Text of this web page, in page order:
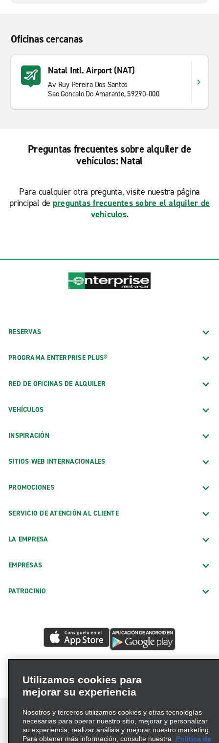
Oficinas cercanas
Natal Intl. Airport (NAT)
Av Ruy Pereira Dos Santos
Sao Goncalo Do Amarante, 59290-000
Preguntas frecuentes sobre alquiler de
vehículos: Natal
Para cualquier otra pregunta, visite nuestra página
principal de preguntas frecuentes sobre el alquiler de
vehículos.
RESERVAS
PROGRAMA ENTERPRISE PLUS®
RED DE OFICINAS DE ALQUILER
VEHÍCULOS
INSPIRACIÓN
SITIOS WEB INTERNACIONALES
PROMOCIONES
SERVICIO DE ATENCIÓN AL CLIENTE
LA EMPRESA
EMPRESAS
PATROCINIO
Utilizamos cookies para
mejorar su experiencia
Nosotros y terceros utilizamos cookies y otras tecnologías
necesarias para operar nuestro sitio, mejorar y personalizar
su experiencia, realizar análisis y mejorar nuestro marketing.
Para obtener más información, consulte nuestra
Política de